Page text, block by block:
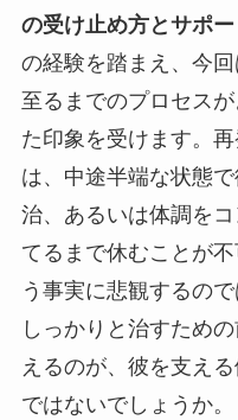
の受け止め方とサポー
の経験を踏まえ、今
至るまでのプロセス
た印象を受けます。
は、中途半端な状態
治、あるいは体調を
てるまで休むことが
う事実に悲観するの
しっかりと治すため
えるのが、彼を支え
ではないでしょうか。